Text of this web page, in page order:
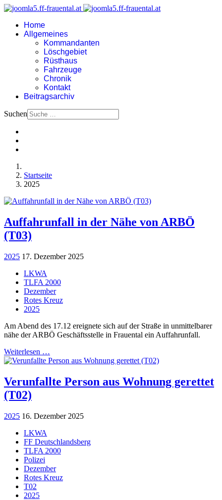
Home
Allgemeines
Kommandanten
Löschgebiet
Rüsthaus
Fahrzeuge
Chronik
Kontakt
Beitragsarchiv
Suchen
Startseite
2025
Auffahrunfall in der Nähe von ARBÖ
(T03)
2025 17. Dezember 2025
LKWA
TLFA 2000
Dezember
Rotes Kreuz
2025
Am Abend des 17.12 ereignete sich auf der Straße in unmittelbarer
nähe der ARBÖ Geschäftsstelle in Frauental ein Auffahrunfall.
Weiterlesen …
Verunfallte Person aus Wohnung gerettet
(T02)
2025 16. Dezember 2025
LKWA
FF Deutschlandsberg
TLFA 2000
Polizei
Dezember
Rotes Kreuz
T02
2025